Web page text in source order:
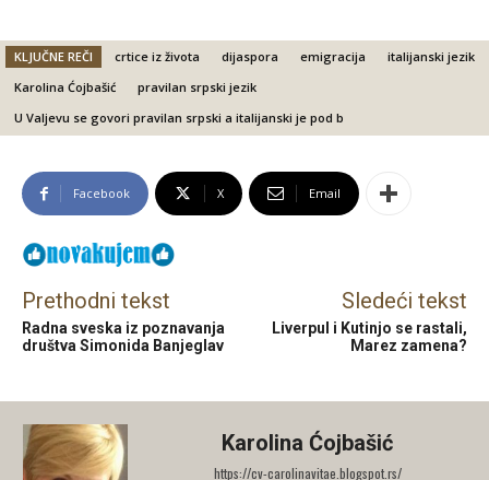
KLJUČNE REČI crtice iz života dijaspora emigracija
italijanski jezik
Karolina Ćojbašić
pravilan srpski jezik
U Valjevu se govori pravilan srpski a italijanski je pod b
Facebook X Email
Prethodni tekst
Radna sveska iz poznavanja
društva Simonida Banjeglav
Sledeći tekst
Liverpul i Kutinjo se rastali,
Marez zamena?
Karolina Ćojbašić
https://cv-carolinavitae.blogspot.rs/